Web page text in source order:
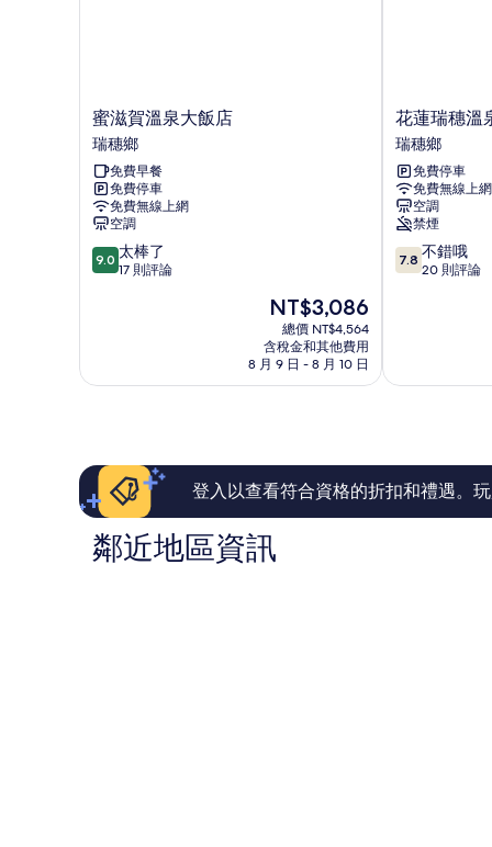
蜜
滋
賀
溫
泉
大
飯
店
瑞
蜜滋賀溫泉大飯店
瑞穗鄉
免費早餐
免費停車
免費無線上網
空調
9.0
分，
棒
評
9.0 太棒了
17 則評論
現
在
價
格
為
NT$3,086
總價 NT$4,564
含稅金和其他費用
8 月 9 日 - 8 月 10 日
花
蓮
瑞
穗
溫
泉
百
年
老
花蓮瑞穗溫
瑞穗鄉
免費停車
免費無線上網
空調
禁煙
7.8
分，
錯
評
論
7.8 不錯哦
20 則評論
登入以查看符合資格的折扣和禮遇。
鄰近地區資訊